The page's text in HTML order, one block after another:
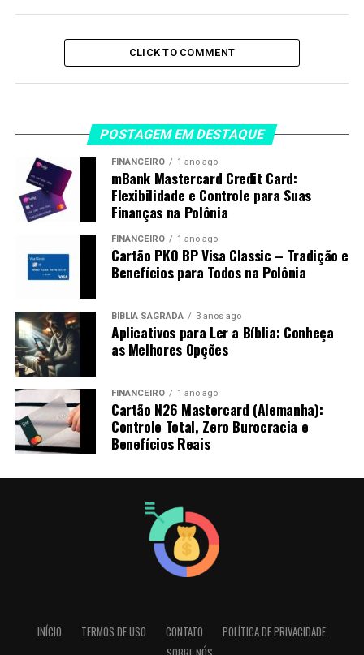
CLICK TO COMMENT
POSTAGEM EM DESTAQUE
FINANCEIRO 1 ano ago
mBank Mastercard Credit Card:
Flexibilidade e Controle para Suas
Finanças na Polônia
FINANCEIRO 1 ano ago
Cartão PKO BP Visa Classic – Tradição e
Benefícios para Todos na Polônia
BÍBLIA SAGRADA 3 anos ago
Aplicativos para Ler a Bíblia: Conheça
as Melhores Opções
FINANCEIRO 1 ano ago
Cartão N26 Mastercard (Alemanha):
Controle Total, Zero Burocracia e
Benefícios Reais
INÍCIO TERMOS DE USO CONTATO
POLÍTICA DE PRIVACIDADE